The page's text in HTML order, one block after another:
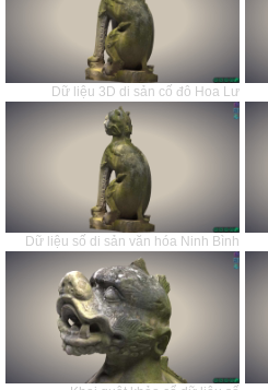
Dữ liệu 3D di sản cố đô Hoa Lư
Dữ liệu số di sản văn hóa Ninh Bình